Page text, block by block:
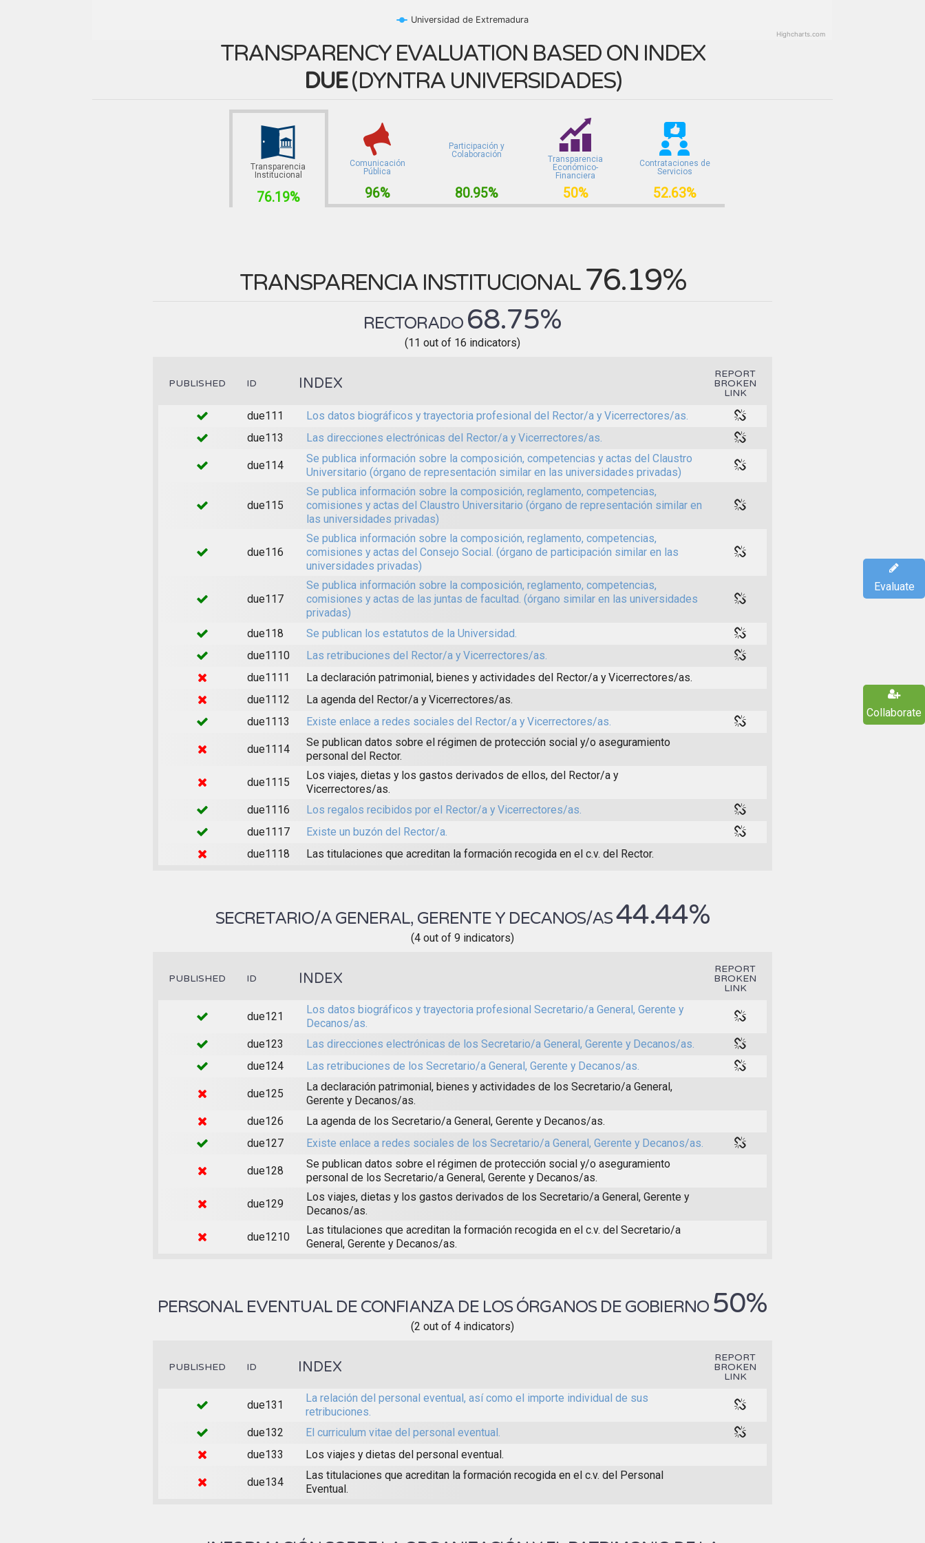
Universidad de Extremadura
Highcharts.com
TRANSPARENCY EVALUATION BASED ON INDEX
DUE(DYNTRA UNIVERSIDADES)
Transparencia
Institucional
76.19%
Comunicación
Pública
96%
Participación y
Colaboración
80.95%
Transparencia
Económico-
Financiera
50%
Contrataciones de
Servicios
52.63%
TRANSPARENCIA INSTITUCIONAL 76.19%
RECTORADO 68.75%
(11 out of 16 indicators)
PUBLISHED ID INDEX
REPORT
BROKEN
LINK
due111
Los datos biográficos y trayectoria profesional del Rector/a y Vicerrectores/as.
due113
Las direcciones electrónicas del Rector/a y Vicerrectores/as.
due114
Se publica información sobre la composición, competencias y actas del Claustro
Universitario (órgano de representación similar en las universidades privadas)
due115
Se publica información sobre la composición, reglamento, competencias,
comisiones y actas del Claustro Universitario (órgano de representación similar en
las universidades privadas)
due116
Se publica información sobre la composición, reglamento, competencias,
comisiones y actas del Consejo Social. (órgano de participación similar en las
universidades privadas)
due117
Se publica información sobre la composición, reglamento, competencias,
comisiones y actas de las juntas de facultad. (órgano similar en las universidades
privadas)
due118
Se publican los estatutos de la Universidad.
due1110
Las retribuciones del Rector/a y Vicerrectores/as.
due1111
La declaración patrimonial, bienes y actividades del Rector/a y Vicerrectores/as.
due1112
La agenda del Rector/a y Vicerrectores/as.
due1113
Existe enlace a redes sociales del Rector/a y Vicerrectores/as.
due1114
Se publican datos sobre el régimen de protección social y/o aseguramiento
personal del Rector.
due1115
Los viajes, dietas y los gastos derivados de ellos, del Rector/a y
Vicerrectores/as.
due1116
Los regalos recibidos por el Rector/a y Vicerrectores/as.
due1117
Existe un buzón del Rector/a.
due1118
Las titulaciones que acreditan la formación recogida en el c.v. del Rector.
SECRETARIO/A GENERAL, GERENTE Y DECANOS/AS44.44%
(4 out of 9 indicators)
PUBLISHED ID INDEX
REPORT
BROKEN
LINK
due121
Los datos biográficos y trayectoria profesional Secretario/a General, Gerente y
Decanos/as.
due123
Las direcciones electrónicas de los Secretario/a General, Gerente y Decanos/as.
due124
Las retribuciones de los Secretario/a General, Gerente y Decanos/as.
due125
La declaración patrimonial, bienes y actividades de los Secretario/a General,
Gerente y Decanos/as.
due126
La agenda de los Secretario/a General, Gerente y Decanos/as.
due127
Existe enlace a redes sociales de los Secretario/a General, Gerente y Decanos/as.
due128
Se publican datos sobre el régimen de protección social y/o aseguramiento
personal de los Secretario/a General, Gerente y Decanos/as.
due129
Los viajes, dietas y los gastos derivados de los Secretario/a General, Gerente y
Decanos/as.
due1210
Las titulaciones que acreditan la formación recogida en el c.v. del Secretario/a
General, Gerente y Decanos/as.
PERSONAL EVENTUAL DE CONFIANZA DE LOS ÓRGANOS DE GOBIERNO 50%
(2 out of 4 indicators)
PUBLISHED ID INDEX
REPORT
BROKEN
LINK
due131
La relación del personal eventual, así como el importe individual de sus
retribuciones.
due132
El curriculum vitae del personal eventual.
due133
Los viajes y dietas del personal eventual.
due134
Las titulaciones que acreditan la formación recogida en el c.v. del Personal
Eventual.
Evaluate
Collaborate